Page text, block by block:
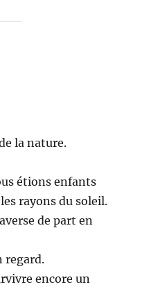
la nature.
étions enfants
rayons du soleil.
de part en
regard.
encore un